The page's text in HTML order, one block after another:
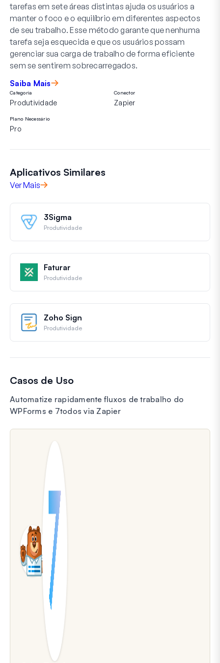
tarefas em sete áreas distintas ajuda os usuários a
manter o foco e o equilíbrio em diferentes aspectos
de seu trabalho. Esse método garante que nenhuma
tarefa seja esquecida e que os usuários possam
gerenciar sua carga de trabalho de forma eficiente
sem se sentirem sobrecarregados.
Saiba Mais
Categoria
Produtividade
Conector
Zapier
Plano Necessário
Pro
Aplicativos Similares
Ver Mais
3Sigma
Produtividade
Faturar
Produtividade
Zoho Sign
Produtividade
Casos de Uso
Automatize rapidamente fluxos de trabalho do
WPForms e 7todos via Zapier